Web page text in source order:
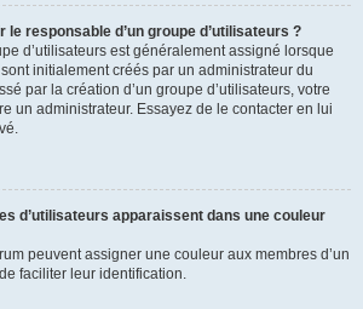
responsable d’un groupe d’utilisateurs ?
d’utilisateurs est généralement assigné lorsque
initialement créés par un administrateur du
par la création d’un groupe d’utilisateurs, votre
un administrateur. Essayez de le contacter en lui
d’utilisateurs apparaissent dans une couleur
peuvent assigner une couleur aux membres d’un
faciliter leur identification.